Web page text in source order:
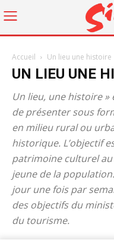
Accueil Un lieu une histoire
UN LIEU UNE
Un lieu, une histoire
de présenter sous
en milieu rural ou
historique. L’objectif
patrimoine culturel
jeune de la
jour une fois par
des objectifs du
du tourisme.